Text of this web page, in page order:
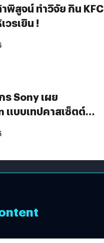
พิสูจน์ ทำวิจัย กิน KFC
วรเยิน !
Sony เผย
แบบเทปคาสเซ็ตต์